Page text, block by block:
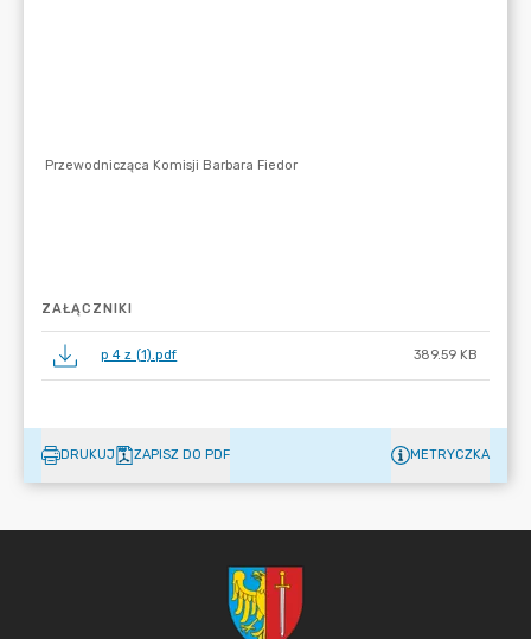
ZAŁĄCZNIKI
p 4 z (1).pdf 389.59 KB
DRUKUJ ZAPISZ DO PDF METRYCZKA